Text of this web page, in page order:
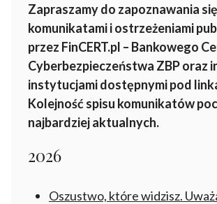
Zapraszamy do zapoznawania
komunikatami i ostrzeżeniami
przez FinCERT.pl – Bankowego
Cyberbezpieczeństwa ZBP oraz
instytucjami dostępnymi pod
Kolejność spisu komunikatów
najbardziej aktualnych.
2026
Oszustwo, które widzisz.